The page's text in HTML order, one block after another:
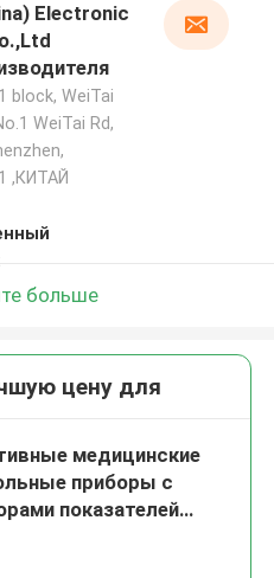
Electronic
block, WeiTai
WeiTai Rd,
,КИТАЙ
больше
цену для
медицинские
приборы с
показателей